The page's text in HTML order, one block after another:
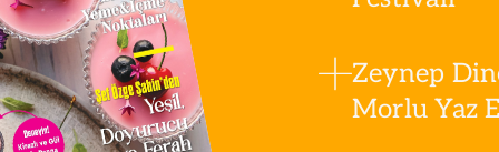
Zeynep
Morlu Yaz